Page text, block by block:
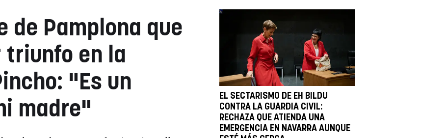
de Pamplona que
triunfo en la
"Es un
madre"
EL SECTARISMO DE EH BILDU
CONTRA LA GUARDIA CIVIL:
RECHAZA QUE ATIENDA UNA
EMERGENCIA EN NAVARRA AUNQUE